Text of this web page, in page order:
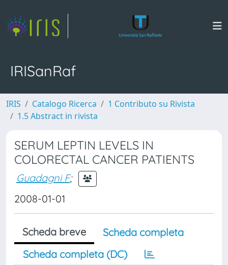
IRISanRaf
IRIS Catalogo Ricerca
1 Contributo su Rivista
1.5 Abstract in rivista
SERUM LEPTIN LEVELS IN
COLORECTAL CANCER PATIENTS
Guadagni F;
2008-01-01
Scheda breve
Scheda completa
Scheda completa (DC)